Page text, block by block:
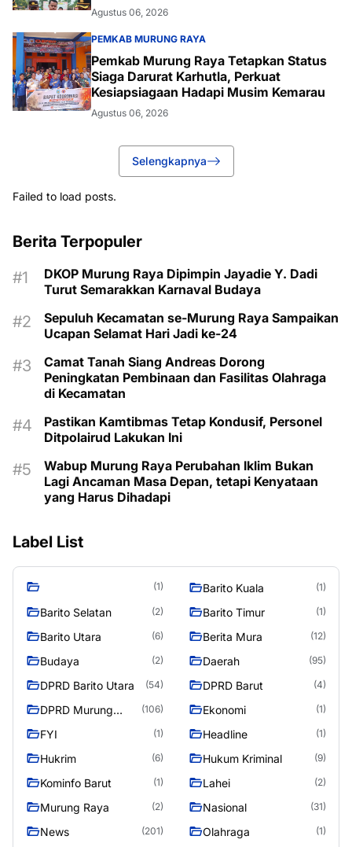
Agustus 06, 2026
PEMKAB MURUNG RAYA
Pemkab Murung Raya Tetapkan Status
Siaga Darurat Karhutla, Perkuat
Kesiapsiagaan Hadapi Musim Kemarau
Agustus 06, 2026
Selengkapnya
Failed to load posts.
Berita Terpopuler
DKOP Murung Raya Dipimpin Jayadie Y. Dadi
Turut Semarakkan Karnaval Budaya
Sepuluh Kecamatan se-Murung Raya Sampaikan
Ucapan Selamat Hari Jadi ke-24
Camat Tanah Siang Andreas Dorong
Peningkatan Pembinaan dan Fasilitas Olahraga
di Kecamatan
Pastikan Kamtibmas Tetap Kondusif, Personel
Ditpolairud Lakukan Ini
Wabup Murung Raya Perubahan Iklim Bukan
Lagi Ancaman Masa Depan, tetapi Kenyataan
yang Harus Dihadapi
Label List
(1) Barito Kuala (1)
Barito Selatan (2) Barito Timur (1)
Barito Utara (6) Berita Mura (12)
Budaya (2) Daerah (95)
DPRD Barito Utara (54) DPRD Barut (4)
DPRD Murung
(106) Ekonomi (1)
FYI (1) Headline (1)
Hukrim (6) Hukum Kriminal (9)
Kominfo Barut (1) Lahei (2)
Murung Raya (2) Nasional (31)
News (201) Olahraga (1)